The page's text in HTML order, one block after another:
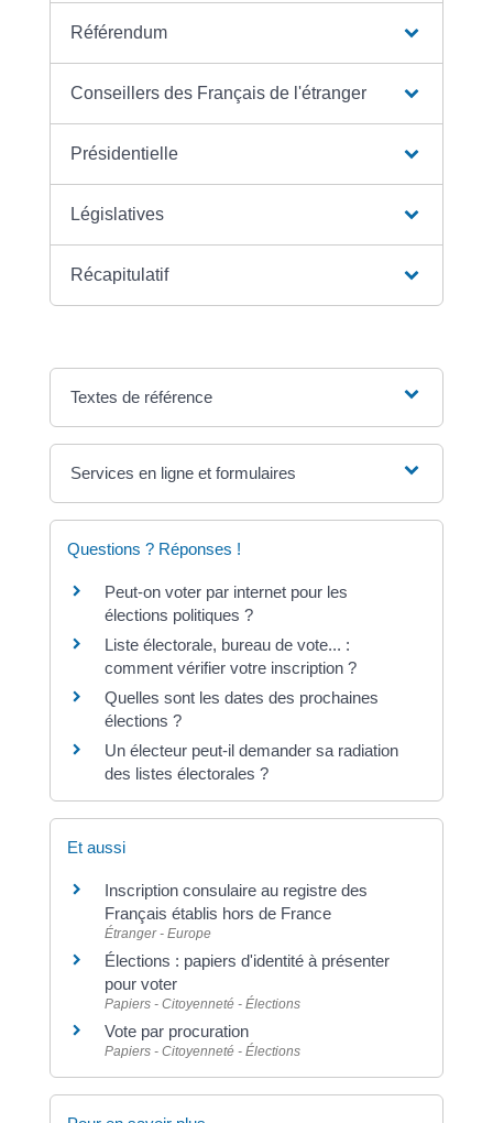
Référendum
Conseillers des Français de l'étranger
Présidentielle
Législatives
Récapitulatif
Textes de référence
Services en ligne et formulaires
Questions ? Réponses !
Peut-on voter par internet pour les
élections politiques ?
Liste électorale, bureau de vote... :
comment vérifier votre inscription ?
Quelles sont les dates des prochaines
élections ?
Un électeur peut-il demander sa radiation
des listes électorales ?
Et aussi
Inscription consulaire au registre des
Français établis hors de France
Étranger - Europe
Élections : papiers d'identité à présenter
pour voter
Papiers - Citoyenneté - Élections
Vote par procuration
Papiers - Citoyenneté - Élections